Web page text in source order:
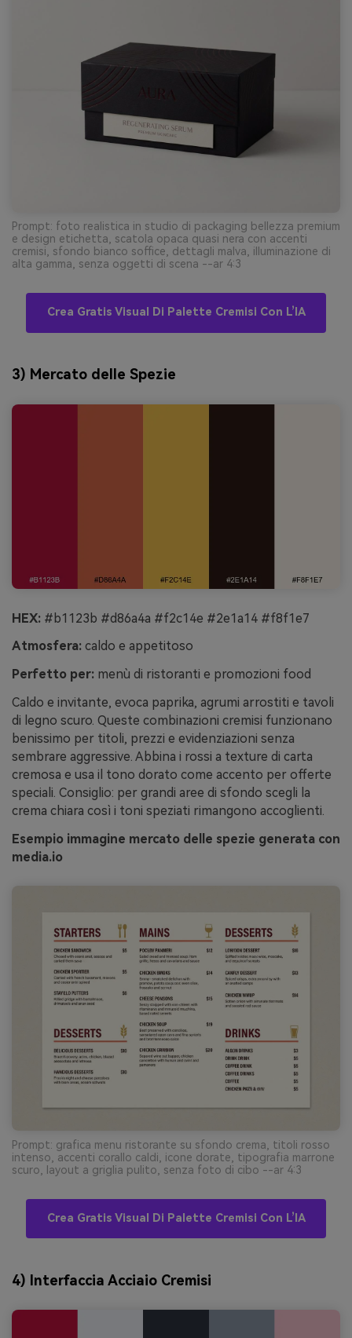
Prompt: foto realistica in studio di packaging bellezza premium
e design etichetta, scatola opaca quasi nera con accenti
cremisi, sfondo bianco soffice, dettagli malva, illuminazione di
alta gamma, senza oggetti di scena --ar 4:3
Crea Gratis Visual Di Palette Cremisi Con L’IA
3) Mercato delle Spezie
HEX: #b1123b #d86a4a #f2c14e #2e1a14 #f8f1e7
Atmosfera: caldo e appetitoso
Perfetto per: menù di ristoranti e promozioni food
Caldo e invitante, evoca paprika, agrumi arrostiti e tavoli
di legno scuro. Queste combinazioni cremisi funzionano
benissimo per titoli, prezzi e evidenziazioni senza
sembrare aggressive. Abbina i rossi a texture di carta
cremosa e usa il tono dorato come accento per offerte
speciali. Consiglio: per grandi aree di sfondo scegli la
crema chiara così i toni speziati rimangono accoglienti.
Esempio immagine mercato delle spezie generata con
media.io
Prompt: grafica menu ristorante su sfondo crema, titoli rosso
intenso, accenti corallo caldi, icone dorate, tipografia marrone
scuro, layout a griglia pulito, senza foto di cibo --ar 4:3
Crea Gratis Visual Di Palette Cremisi Con L’IA
4) Interfaccia Acciaio Cremisi